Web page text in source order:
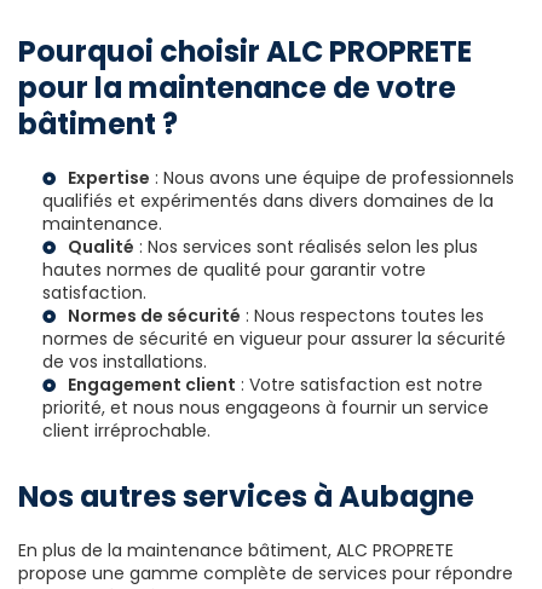
Pourquoi choisir ALC PROPRETE
pour la maintenance de votre
bâtiment ?
Expertise : Nous avons une équipe de professionnels
qualifiés et expérimentés dans divers domaines de la
maintenance.
Qualité : Nos services sont réalisés selon les plus
hautes normes de qualité pour garantir votre
satisfaction.
Normes de sécurité : Nous respectons toutes les
normes de sécurité en vigueur pour assurer la sécurité
de vos installations.
Engagement client : Votre satisfaction est notre
priorité, et nous nous engageons à fournir un service
client irréprochable.
Nos autres services à Aubagne
En plus de la maintenance bâtiment, ALC PROPRETE
propose une gamme complète de services pour répondre